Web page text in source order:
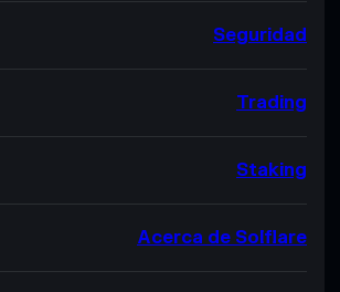
Seguridad
Trading
Staking
Acerca de Solflare